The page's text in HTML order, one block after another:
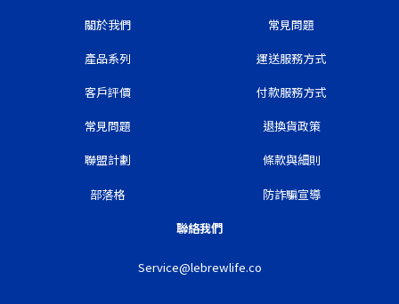
關於我們
產品系列
客戶評價
常見問題
聯盟計劃
部落格
常見問題
運送服務方式
付款服務方式
退換貨政策
條款與細則
防詐騙宣導
聯絡我們
Service@lebrewlife.co